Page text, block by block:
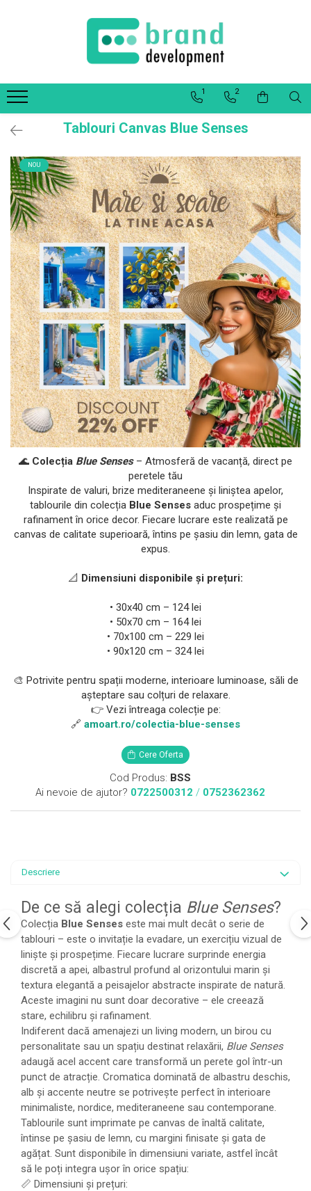
Office Elixir Capsule
1 2
Tablouri Canvas Blue Senses
NOU
🌊 Colecția Blue Senses– Atmosferă de vacanță, direct pe
peretele tău
Inspirate de valuri, brize mediteraneene și liniștea apelor,
tablourile din colecția Blue Senses aduc prospețime și
rafinament în orice decor. Fiecare lucrare este realizată pe
canvas de calitate superioară, întins pe șasiu din lemn, gata de
expus.
📐 Dimensiuni disponibile și prețuri:
• 30x40 cm – 124 lei
• 50x70 cm – 164 lei
• 70x100 cm – 229 lei
• 90x120 cm – 324 lei
🎨 Potrivite pentru spații moderne, interioare luminoase, săli de
așteptare sau colțuri de relaxare.
👉 Vezi întreaga colecție pe:
🔗 amoart.ro/colectia-blue-senses
Cere Oferta
Cod Produs: BSS
Ai nevoie de ajutor? 0722500312 / 0752362362
Descriere
De ce să alegi colecția Blue Senses?
Colecția Blue Senses este mai mult decât o serie de
tablouri – este o invitație la evadare, un exercițiu vizual de
liniște și prospețime. Fiecare lucrare surprinde energia
discretă a apei, albastrul profund al orizontului marin și
textura elegantă a peisajelor abstracte inspirate de natură.
Aceste imagini nu sunt doar decorative – ele creează
stare, echilibru și rafinament.
Indiferent dacă amenajezi un living modern, un birou cu
personalitate sau un spațiu destinat relaxării, Blue Senses
adaugă acel accent care transformă un perete gol într-un
punct de atracție. Cromatica dominată de albastru deschis,
alb și accente neutre se potrivește perfect în interioare
minimaliste, nordice, mediteraneene sau contemporane.
Tablourile sunt imprimate pe canvas de înaltă calitate,
întinse pe șasiu de lemn, cu margini finisate și gata de
agățat. Sunt disponibile în dimensiuni variate, astfel încât
să le poți integra ușor în orice spațiu:
📏 Dimensiuni și prețuri: